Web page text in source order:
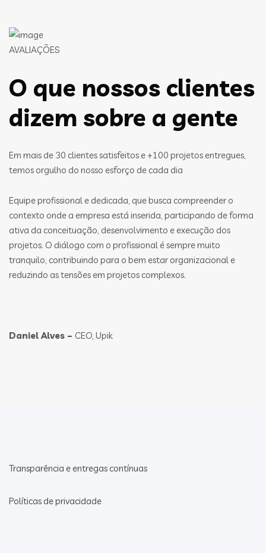
AVALIAÇÕES
O que nossos clientes
dizem sobre a gente
Em mais de 30 clientes satisfeitos e +100 projetos entregues,
temos orgulho do nosso esforço de cada dia
Equipe profissional e dedicada, que busca compreender o
contexto onde a empresa está inserida, participando de forma
ativa da conceituação, desenvolvimento e execução dos
projetos. O diálogo com o profissional é sempre muito
tranquilo, contribuindo para o bem estar organizacional e
reduzindo as tensões em projetos complexos.
Daniel Alves – CEO, Upik
Transparência e entregas contínuas
Políticas de privacidade